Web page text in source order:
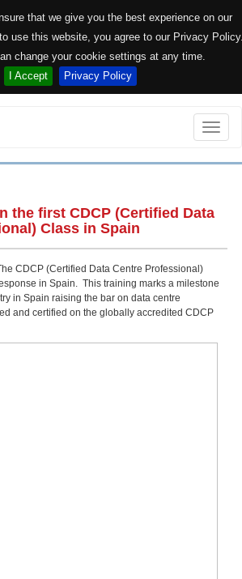
that we give you the best experience on our
use this website, you agree to our Privacy
change your cookie settings at any time.
I Accept
Privacy Policy
Toggle
the first CDCP (Certified Data
Class in Spain
CDCP (Certified Data Centre Professional)
in Spain. This training marks a milestone
in Spain raising the bar on data centre
and certified on the globally accredited CDCP